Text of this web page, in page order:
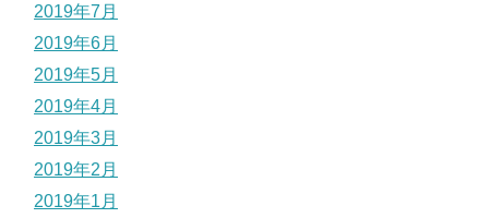
2019年7月
2019年6月
2019年5月
2019年4月
2019年3月
2019年2月
2019年1月